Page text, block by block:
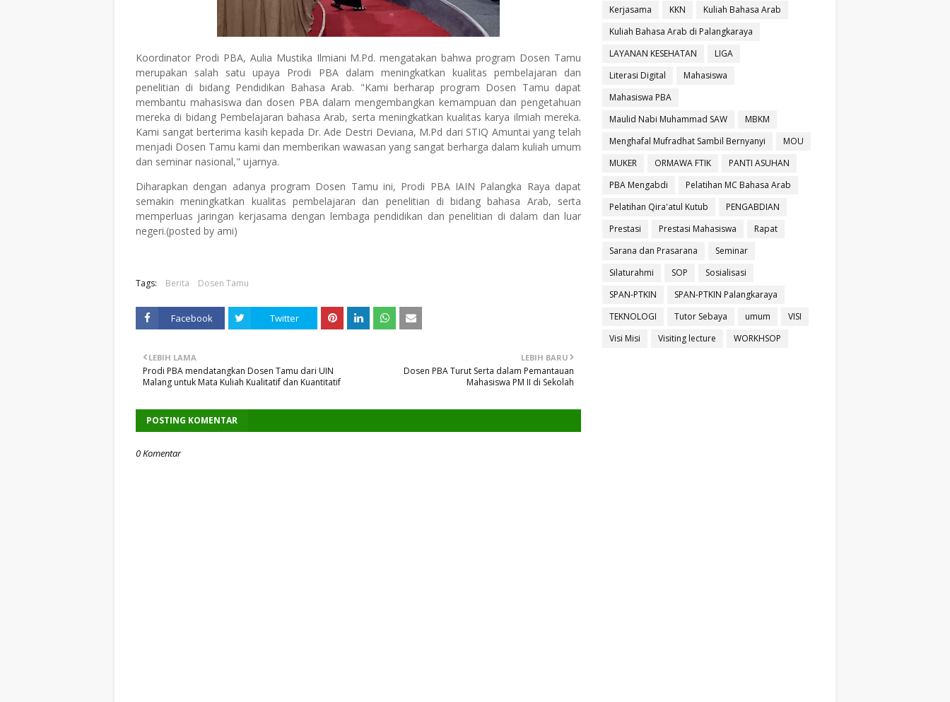
Koordinator Prodi PBA, Aulia Mustika Ilmiani M.Pd. mengatakan bahwa program Dosen Tamu
merupakan salah satu upaya Prodi PBA dalam meningkatkan kualitas pembelajaran dan
penelitian di bidang Pendidikan Bahasa Arab. "Kami berharap program Dosen Tamu dapat
membantu mahasiswa dan dosen PBA dalam mengembangkan kemampuan dan pengetahuan
mereka di bidang Pembelajaran bahasa Arab, serta meningkatkan kualitas karya ilmiah mereka.
Kami sangat berterima kasih kepada Dr. Ade Destri Deviana, M.Pd dari STIQ Amuntai yang telah
menjadi Dosen Tamu kami dan memberikan wawasan yang sangat berharga dalam kuliah umum
dan seminar nasional," ujarnya.
Diharapkan dengan adanya program Dosen Tamu ini, Prodi PBA IAIN Palangka Raya dapat
semakin meningkatkan kualitas pembelajaran dan penelitian di bidang bahasa Arab, serta
memperluas jaringan kerjasama dengan lembaga pendidikan dan penelitian di dalam dan luar
negeri.(posted by ami)
Tags: Berita Dosen Tamu
Facebook Twitter
LEBIH BARU
Dosen PBA Turut Serta dalam Pemantauan
Mahasiswa PM II di Sekolah
LEBIH LAMA
Prodi PBA mendatangkan Dosen Tamu dari UIN
Malang untuk Mata Kuliah Kualitatif dan Kuantitatif
POSTING KOMENTAR
0 Komentar
Kerjasama
KKN
Kuliah Bahasa Arab
Kuliah Bahasa Arab di Palangkaraya
LAYANAN KESEHATAN
LIGA
Literasi Digital
Mahasiswa
Mahasiswa PBA
Maulid Nabi Muhammad SAW
MBKM
Menghafal Mufradhat Sambil Bernyanyi
MOU
MUKER
ORMAWA FTIK
PANTI ASUHAN
PBA Mengabdi
Pelatihan MC Bahasa Arab
Pelatihan Qira'atul Kutub
PENGABDIAN
Prestasi
Prestasi Mahasiswa
Rapat
Sarana dan Prasarana
Seminar
Silaturahmi
SOP
Sosialisasi
SPAN-PTKIN
SPAN-PTKIN Palangkaraya
TEKNOLOGI
Tutor Sebaya umum
VISI
Visi Misi
Visiting lecture WORKHSOP